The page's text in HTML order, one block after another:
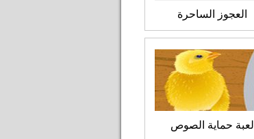
العجوز الساحرة
لعبة حماية الصوص